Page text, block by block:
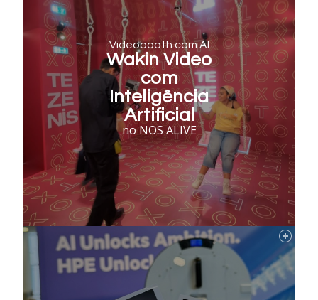
Videobooth com AI
Wakin Video
com
Inteligência
Artificial
no NOS ALIVE